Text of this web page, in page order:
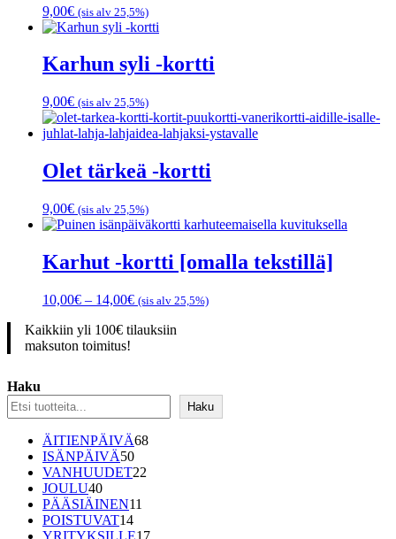
9,00€ (sis alv 25,5%)
Karhun syli -kortti
9,00€ (sis alv 25,5%)
Olet tärkeä -kortti
9,00€ (sis alv 25,5%)
Karhut -kortti [omalla tekstillä]
10,00€ – 14,00€Hintaluokka:
-
(sis alv 25,5%)
Kaikkiin yli 100€ tilauksiin
maksuton toimitus!
Haku
Haku
ÄITIENPÄIVÄ6868
ISÄNPÄIVÄ5050
tuotetta
VANHUUDET22
JOULU4040
tuotetta
PÄÄSIÄINEN11
POISTUVAT1414
tuotetta
YRITYKSILLE1717